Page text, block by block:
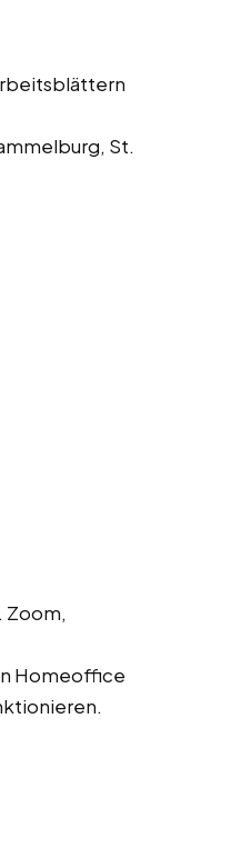
St.
Zoom,
Homeoffice